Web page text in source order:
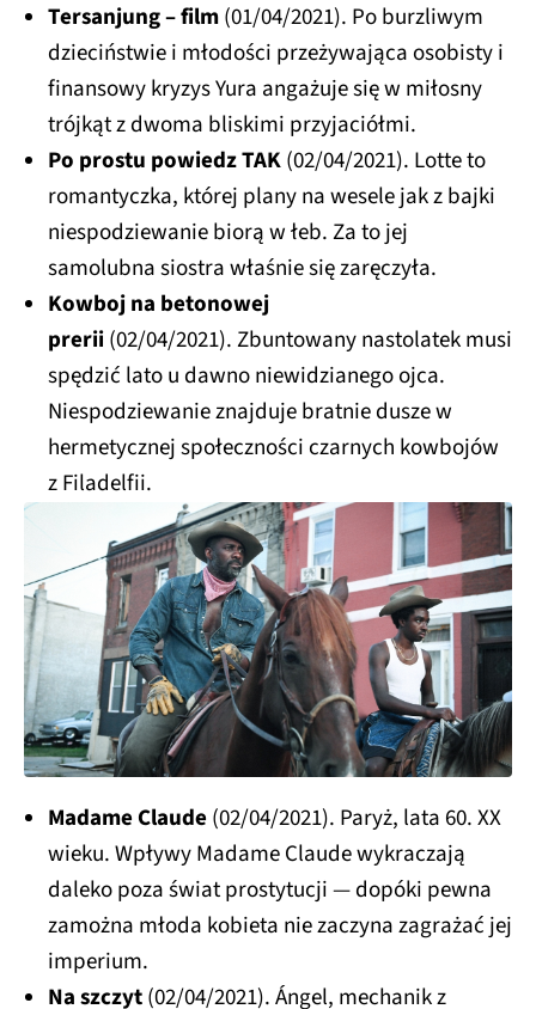
Tersanjung – film(01/04/2021). Po burzliwym
dzieciństwie i młodości przeżywająca osobisty i
finansowy kryzys Yura angażuje się w miłosny
trójkąt z dwoma bliskimi przyjaciółmi.
Po prostu powiedz TAK(02/04/2021). Lotte to
romantyczka, której plany na wesele jak z bajki
niespodziewanie biorą w łeb. Za to jej
samolubna siostra właśnie się zaręczyła.
Kowboj na betonowej
prerii(02/04/2021). Zbuntowany nastolatek musi
spędzić lato u dawno niewidzianego ojca.
Niespodziewanie znajduje bratnie dusze w
hermetycznej społeczności czarnych kowbojów
z Filadelfii.
Madame Claude(02/04/2021). Paryż, lata 60. XX
wieku. Wpływy Madame Claude wykraczają
daleko poza świat prostytucji — dopóki pewna
zamożna młoda kobieta nie zaczyna zagrażać jej
imperium.
Na szczyt(02/04/2021). Ángel, mechanik z